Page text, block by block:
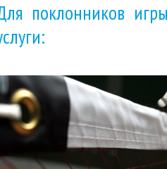
поклонников